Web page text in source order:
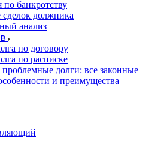
по банкротству
должника
анализ
по договору
по расписке
проблемные долги: все законные
и преимущества